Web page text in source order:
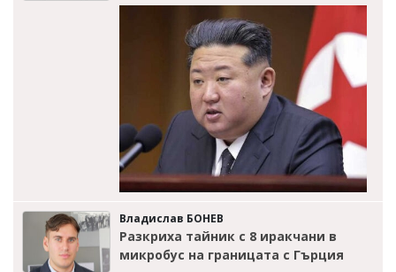
Владислав БОНЕВ
Разкриха тайник с 8 иракчани в
микробус на границата с Гърция